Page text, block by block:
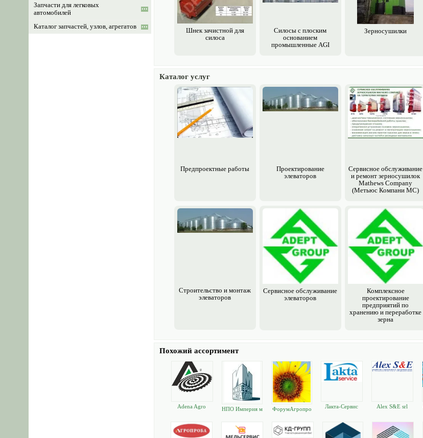
Запчасти для легковых
автомобилей
Каталог запчастей, узлов, агрегатов
Шнек зачистной для
силоса
Силосы с плоским
основанием
промышленные AGI
Зерно­сушилки
Каталог услуг
Предпроектные работы
Проектирование
элеваторов
Сервисное обслуживание
и ремонт зерно­сушилок
Mathews Company
(Метьюс Компани МС)
Строительство и монтаж
элеваторов
Сервисное обслуживание
элеваторов
Комплексное
проектирование
предприятий по
хранению и переработке
зерна
Похожий ассортимент
Adena Agro
НПО Империя м
ФорумАгропро
Лакта-Сервис Alex S&E srl